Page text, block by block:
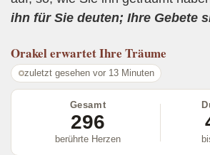
ihn für Sie deuten; Ihre Gebete
Orakelerwartet Ihre Träume
zuletzt gesehen vor 13 Minuten
Gesamt
296
berührte Herzen